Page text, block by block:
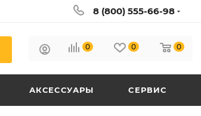
8 (800) 555-66-98
0 0 0
АКСЕССУАРЫ СЕРВИС